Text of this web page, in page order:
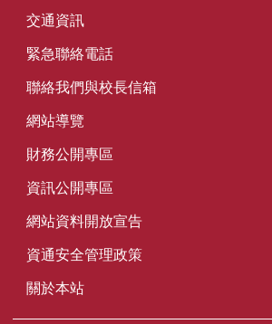
交通資訊
緊急聯絡電話
聯絡我們與校長信箱
網站導覽
財務公開專區
資訊公開專區
網站資料開放宣告
資通安全管理政策
關於本站